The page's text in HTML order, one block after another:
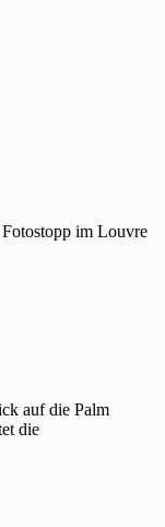
im Louvre
auf die Palm
die